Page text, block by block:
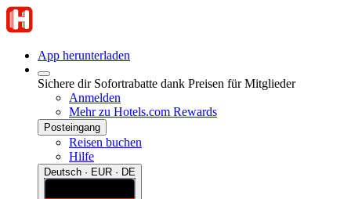
App herunterladen
Sichere dir Sofortrabatte dank Preisen für Mitglieder
Anmelden
Mehr zu Hotels.com Rewards
Posteingang
Reisen buchen
Hilfe
Deutsch · EUR · DE